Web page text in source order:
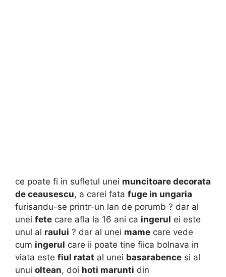
ce poate fi in sufletul unei muncitoare decorata
de ceausescu, a carei fata fuge in ungaria
furisandu-se printr-un lan de porumb ? dar al
unei fete care afla la 16 ani ca ingerul ei este
unul al raului ? dar al unei mame care vede
cum ingerul care ii poate tine fiica bolnava in
viata este fiul ratat al unei basarabence si al
unui oltean, doi hoti marunti din